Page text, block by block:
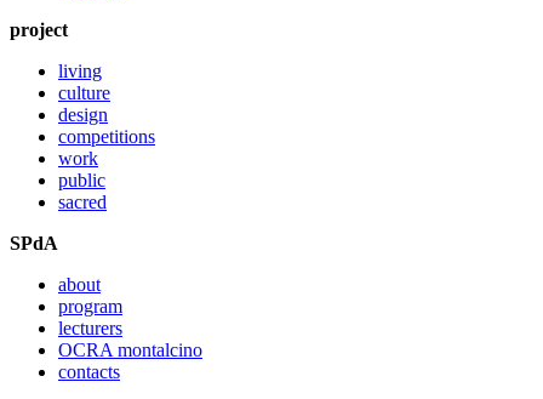
project
living
culture
design
competitions
work
public
sacred
SPdA
about
program
lecturers
OCRA montalcino
contacts